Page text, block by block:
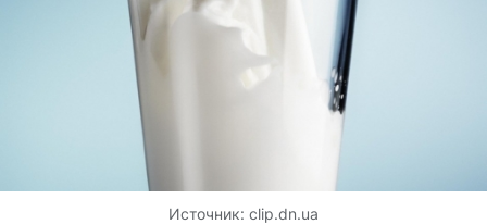
Источник: clip.dn.ua